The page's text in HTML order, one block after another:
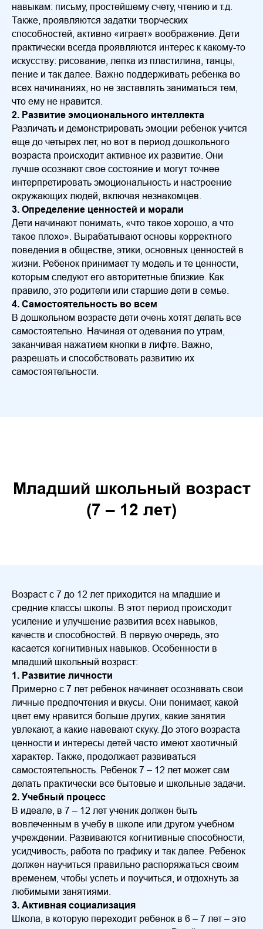
навыкам: письму, простейшему счету, чтению и т.д.
Также, проявляются задатки творческих
способностей, активно «играет» воображение. Дети
практически всегда проявляются интерес к какому-то
искусству: рисование, лепка из пластилина, танцы,
пение и так далее. Важно поддерживать ребенка во
всех начинаниях, но не заставлять заниматься тем,
что ему не нравится.
2. Развитие эмоционального интеллекта
Различать и демонстрировать эмоции ребенок учится
еще до четырех лет, но вот в период дошкольного
возраста происходит активное их развитие. Они
лучше осознают свое состояние и могут точнее
интерпретировать эмоциональность и настроение
окружающих людей, включая незнакомцев.
3. Определение ценностей и морали
Дети начинают понимать, «что такое хорошо, а что
такое плохо». Вырабатывают основы корректного
поведения в обществе, этики, основных ценностей в
жизни. Ребенок принимает ту модель и те ценности,
которым следуют его авторитетные близкие. Как
правило, это родители или старшие дети в семье.
4. Самостоятельность во всем
В дошкольном возрасте дети очень хотят делать все
самостоятельно. Начиная от одевания по утрам,
заканчивая нажатием кнопки в лифте. Важно,
разрешать и способствовать развитию их
самостоятельности.
Младший школьный возраст
(7 – 12 лет)
Возраст с 7 до 12 лет приходится на младшие и
средние классы школы. В этот период происходит
усиление и улучшение развития всех навыков,
качеств и способностей. В первую очередь, это
касается когнитивных навыков. Особенности в
младший школьный возраст:
1. Развитие личности
Примерно с 7 лет ребенок начинает осознавать свои
личные предпочтения и вкусы. Они понимает, какой
цвет ему нравится больше других, какие занятия
увлекают, а какие навевают скуку. До этого возраста
ценности и интересы детей часто имеют хаотичный
характер. Также, продолжает развиваться
самостоятельность. Ребенок 7 – 12 лет может сам
делать практически все бытовые и школьные задачи.
2. Учебный процесс
В идеале, в 7 – 12 лет ученик должен быть
вовлеченным в учебу в школе или другом учебном
учреждении. Развиваются когнитивные способности,
усидчивость, работа по графику и так далее. Ребенок
должен научиться правильно распоряжаться своим
временем, чтобы успеть и поучиться, и отдохнуть за
любимыми занятиями.
3. Активная социализация
Школа, в которую переходит ребенок в 6 – 7 лет – это